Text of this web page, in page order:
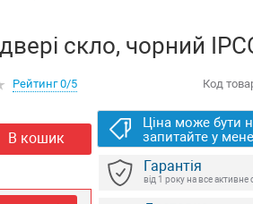
скло, чорний
Код
Рейтинг 0/5
В кошик
Ціна може
запитайте у
Гарантія
від 1 року на все